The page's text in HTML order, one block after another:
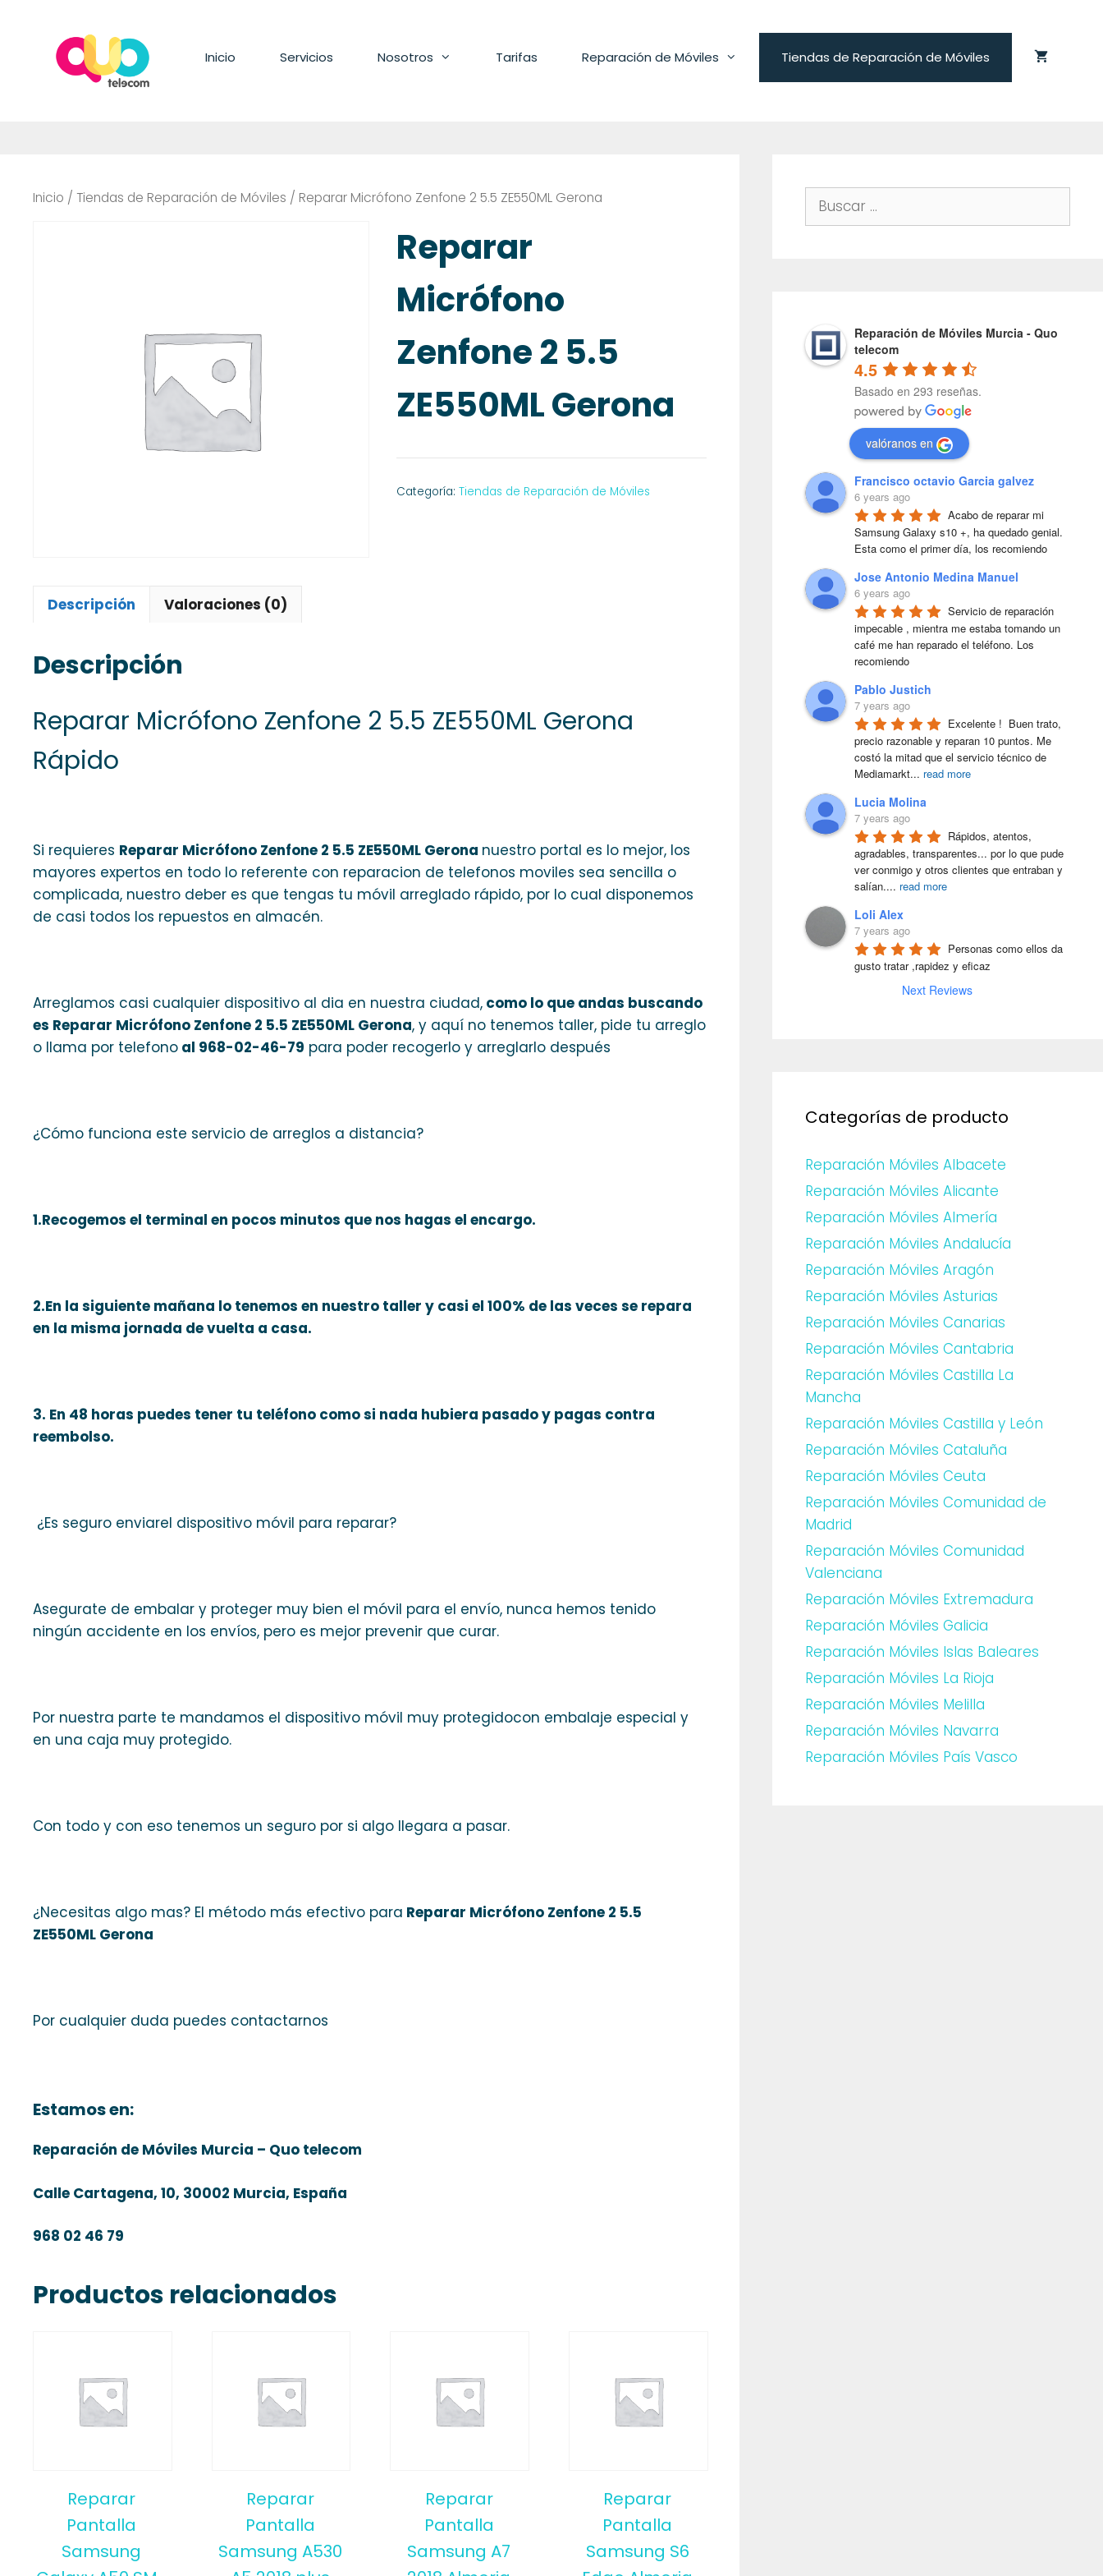
contenido
Inicio Servicios Nosotros Tarifas Reparación de Móviles Tiendas de Reparación de Móviles
Inicio / Tiendas de Reparación de Móviles / Reparar Micrófono Zenfone 2 5.5 ZE550ML Gerona
Reparar
Micrófono
Zenfone 2 5.5
ZE550ML Gerona
Categoría:Tiendas de Reparación de Móviles
Descripción Valoraciones (0)
Descripción
Reparar Micrófono Zenfone 2 5.5 ZE550ML Gerona
Rápido
Si requieres Reparar Micrófono Zenfone 2 5.5 ZE550ML Gerona nuestro portal es lo mejor, los
mayores expertos en todo lo referente con reparacion de telefonos moviles sea sencilla o
complicada, nuestro deber es que tengas tu móvil arreglado rápido, por lo cual disponemos
de casi todos los repuestos en almacén.
Arreglamos casi cualquier dispositivo al dia en nuestra ciudad, como lo que andas buscando
es Reparar Micrófono Zenfone 2 5.5 ZE550ML Gerona, y aquí no tenemos taller, pide tu arreglo
o llama por telefono al 968-02-46-79 para poder recogerlo y arreglarlo después
¿Cómo funciona este servicio de arreglos a distancia?
1.Recogemos el terminal en pocos minutos que nos hagas el encargo.
2.En la siguiente mañana lo tenemos en nuestro taller y casi el 100% de las veces se repara
en la misma jornada de vuelta a casa.
3. En 48 horas puedes tener tu teléfono como si nada hubiera pasado y pagas contra
reembolso.
¿Es seguro enviarel dispositivo móvil para reparar?
Asegurate de embalar y proteger muy bien el móvil para el envío, nunca hemos tenido
ningún accidente en los envíos, pero es mejor prevenir que curar.
Por nuestra parte te mandamos el dispositivo móvil muy protegidocon embalaje especial y
en una caja muy protegido.
Con todo y con eso tenemos un seguro por si algo llegara a pasar.
¿Necesitas algo mas? El método más efectivo para Reparar Micrófono Zenfone 2 5.5
ZE550ML Gerona
Por cualquier duda puedes contactarnos
Estamos en:
Reparación de Móviles Murcia – Quo telecom
Calle Cartagena, 10, 30002 Murcia, España
968 02 46 79
Productos relacionados
Reparar
Pantalla
Samsung
Reparar
Pantalla
Samsung A530
Reparar
Pantalla
Samsung A7
Reparar
Pantalla
Samsung S6
Buscar:
Reparación de Móviles Murcia - Quo
telecom
4.5
Basado en 293 reseñas.
valóranos en
Francisco octavio Garcia galvez
6 years ago
Acabo de reparar mi
Samsung Galaxy s10 +, ha quedado genial.
Esta como el primer día, los recomiendo
Jose Antonio Medina Manuel
6 years ago
Servicio de reparación
impecable , mientra me estaba tomando un
café me han reparado el teléfono. Los
recomiendo
Pablo Justich
7 years ago
Excelente !  Buen trato,
precio razonable y reparan 10 puntos. Me
costó la mitad que el servicio técnico de
Mediamarkt... read more
Lucia Molina
7 years ago
Rápidos, atentos,
agradables, transparentes... por lo que pude
ver conmigo y otros clientes que entraban y
salían.... read more
Loli Alex
7 years ago
Personas como ellos da
gusto tratar ,rapidez y eficaz
Next Reviews
Categorías de producto
Reparación Móviles Albacete
Reparación Móviles Alicante
Reparación Móviles Almería
Reparación Móviles Andalucía
Reparación Móviles Aragón
Reparación Móviles Asturias
Reparación Móviles Canarias
Reparación Móviles Cantabria
Reparación Móviles Castilla La
Mancha
Reparación Móviles Castilla y León
Reparación Móviles Cataluña
Reparación Móviles Ceuta
Reparación Móviles Comunidad de
Madrid
Reparación Móviles Comunidad
Valenciana
Reparación Móviles Extremadura
Reparación Móviles Galicia
Reparación Móviles Islas Baleares
Reparación Móviles La Rioja
Reparación Móviles Melilla
Reparación Móviles Navarra
Reparación Móviles País Vasco